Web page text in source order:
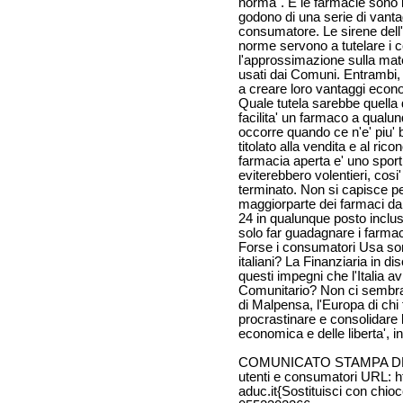
godono di una serie di
consumatore. Le sirene
norme servono a tutelare i
l'approssimazione sulla
usati dai Comuni.
a creare loro vantaggi
Quale tutela sarebbe
facilita' un farmaco a
occorre quando ce n'e' piu'
titolato alla vendita e al
farmacia aperta e' uno
eviterebbero volentieri,
terminato. Non si capisce
maggiorparte dei farmaci
24 in qualunque posto
solo far guadagnare i
Forse i consumatori Usa
italiani? La Finanziaria in
questi impegni che l'Italia
Comunitario? Non ci
di Malpensa, l'Europa di
procrastinare e consolidare
economica e delle liberta',
COMUNICATO STAMPA
utenti e consumatori URL:
aduc.it{Sostituisci con